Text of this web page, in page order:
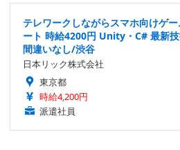
テレワークしながらスマホ向けゲ
ート 時給4200円 Unity・C# 最新
間違いなし/渋谷
日本リック株式会社
東京都
時給4,200円
派遣社員